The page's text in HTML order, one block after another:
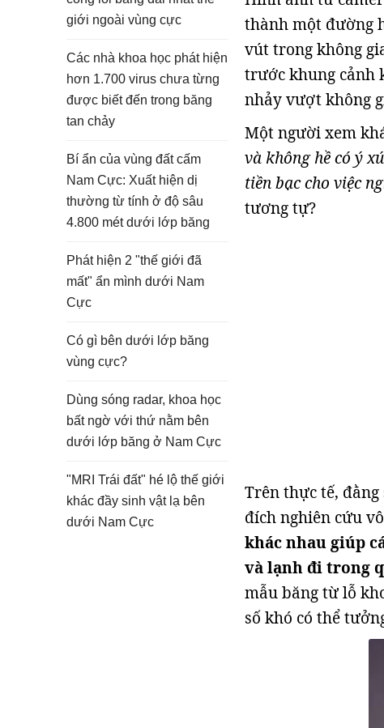
thành một đường
vút trong không
trước khung cảnh
nhảy vượt không
Một người xem
và không hề có ý
tiền bạc cho việc
tương tự?
Trên thực tế,
đích nghiên cứu
khác nhau giúp
và lạnh đi trong
mẫu băng từ lỗ
số khó có thể
giới ngoài vùng cực
Các nhà khoa học phát hiện
hơn 1.700 virus chưa từng
được biết đến trong băng
tan chảy
Bí ẩn của vùng đất cấm
Nam Cực: Xuất hiện dị
thường từ tính ở độ sâu
4.800 mét dưới lớp băng
Phát hiện 2 "thế giới đã
mất" ẩn mình dưới Nam
Cực
Có gì bên dưới lớp băng
vùng cực?
Dùng sóng radar, khoa học
bất ngờ với thứ nằm bên
dưới lớp băng ở Nam Cực
"MRI Trái đất" hé lộ thế giới
khác đầy sinh vật lạ bên
dưới Nam Cực